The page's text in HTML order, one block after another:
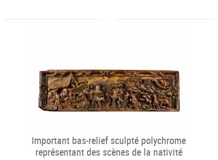
Important bas-relief sculpté polychrome
représentant des scènes de la nativité